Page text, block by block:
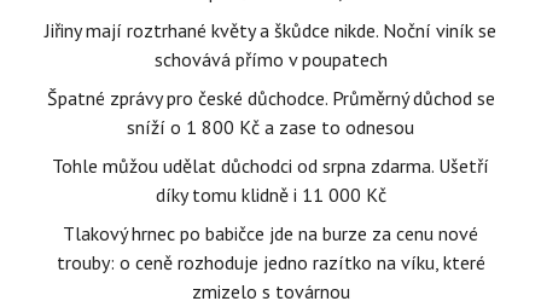
Jiřiny mají roztrhané květy a škůdce nikde. Noční viník se
schovává přímo v poupatech
Špatné zprávy pro české důchodce. Průměrný důchod se
sníží o 1 800 Kč a zase to odnesou
Tohle můžou udělat důchodci od srpna zdarma. Ušetří
díky tomu klidně i 11 000 Kč
Tlakový hrnec po babičce jde na burze za cenu nové
trouby: o ceně rozhoduje jedno razítko na víku, které
zmizelo s továrnou